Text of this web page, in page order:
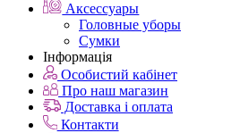
Аксессуары
Головные уборы
Сумки
Інформація
Особистий кабінет
Про наш магазин
Доставка і оплата
Контакти